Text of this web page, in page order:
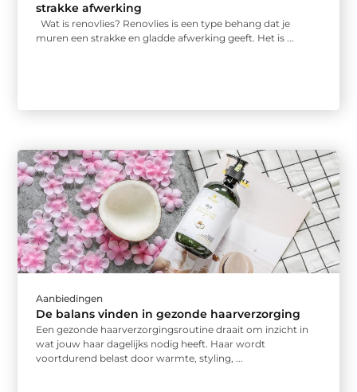
strakke afwerking
Wat is renovlies? Renovlies is een type behang dat je
muren een strakke en gladde afwerking geeft. Het is ...
Aanbiedingen
De balans vinden in gezonde haarverzorging
Een gezonde haarverzorgingsroutine draait om inzicht in
wat jouw haar dagelijks nodig heeft. Haar wordt
voortdurend belast door warmte, styling, ...